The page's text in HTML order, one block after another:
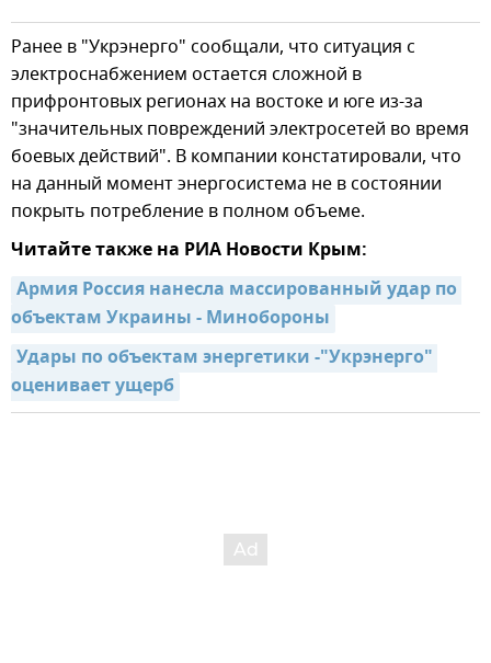
Ранее в "Укрэнерго" сообщали, что ситуация с
электроснабжением остается сложной в
прифронтовых регионах на востоке и юге из-за
"значительных повреждений электросетей во время
боевых действий". В компании констатировали, что
на данный момент энергосистема не в состоянии
покрыть потребление в полном объеме.
Читайте также на РИА Новости Крым:
Армия Россия нанесла массированный удар по
объектам Украины - Минобороны
Удары по объектам энергетики -"Укрэнерго"
оценивает ущерб